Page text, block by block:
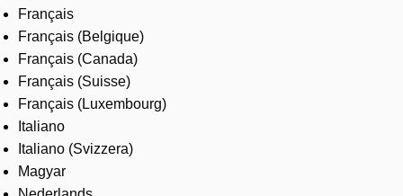
Français
Français (Belgique)
Français (Canada)
Français (Suisse)
Français (Luxembourg)
Italiano
Italiano (Svizzera)
Magyar